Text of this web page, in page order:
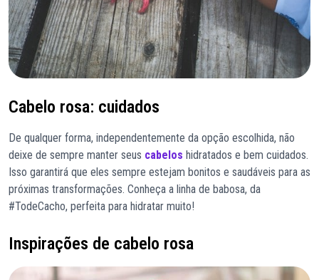
Cabelo rosa: cuidados
De qualquer forma, independentemente da opção escolhida, não
deixe de sempre manter seus cabelos hidratados e bem cuidados.
Isso garantirá que eles sempre estejam bonitos e saudáveis para as
próximas transformações. Conheça a linha de babosa, da
#TodeCacho, perfeita para hidratar muito!
Inspirações de cabelo rosa